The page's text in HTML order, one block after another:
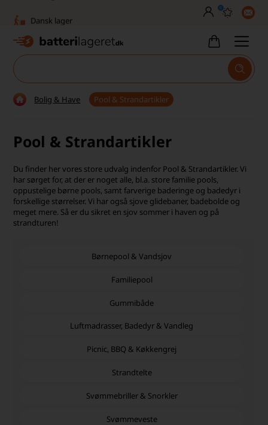
30 dages returret
1040+ glade kunder på Trustpilot
Fri fragt over 499,-
30 dages returret
Tlf. er lukket uge 27-32
0
Bolig & Have Pool & Strandartikler
Pool & Strandartikler
Du finder her vores store udvalg indenfor Pool & Strandartikler. Vi
har sørget for, at der er noget alle, bl.a. store familie pools,
oppustelige børne pools, samt farverige baderinge og badedyr i
forskellige størrelser. Vi har også sjove glidebaner, badebolde og
meget mere. Så er du sikret en sjov sommer i haven og på
strandturen!
Børnepool & Vandsjov
Familiepool
Gummibåde
Luftmadrasser, Badedyr & Vandleg
Picnic, BBQ & Køkkengrej
Strandtelte
Svømmebriller & Snorkler
Svømmeveste